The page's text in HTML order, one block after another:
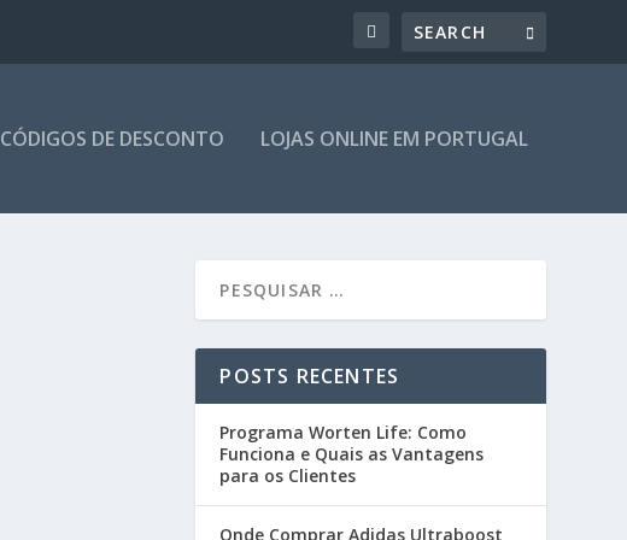
CÓDIGOS DE DESCONTO LOJAS ONLINE EM PORTUGAL
POSTS RECENTES
Programa Worten Life: Como
Funciona e Quais as Vantagens
para os Clientes
Onde Comprar Adidas Ultraboost